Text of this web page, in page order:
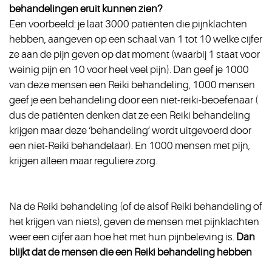
behandelingen eruit kunnen zien?
Een voorbeeld: je laat 3000 patiënten die pijnklachten
hebben, aangeven op een schaal van 1 tot 10 welke cijfer
ze aan de pijn geven op dat moment (waarbij 1 staat voor
weinig pijn en 10 voor heel veel pijn). Dan geef je 1000
van deze mensen een Reiki behandeling, 1000 mensen
geef je een behandeling door een niet-reiki-beoefenaar (
dus de patiënten denken dat ze een Reiki behandeling
krijgen maar deze ‘behandeling’ wordt uitgevoerd door
een niet-Reiki behandelaar). En 1000 mensen met pijn,
krijgen alleen maar reguliere zorg.
Na de Reiki behandeling (of de alsof Reiki behandeling of
het krijgen van niets), geven de mensen met pijnklachten
weer een cijfer aan hoe het met hun pijnbeleving is. Dan
blijkt dat de mensen die een Reiki behandeling hebben